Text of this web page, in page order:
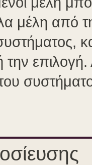
μέλη από
την